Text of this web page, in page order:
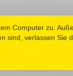
Computer zu.
sind, verlassen Sie